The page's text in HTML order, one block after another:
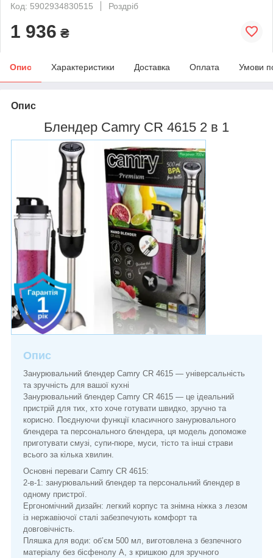
Код: 5902934830515
Роздріб
1 936 ₴
Опис Характеристики Доставка Оплата Умови
Опис
Блендер Camry CR 4615 2 в 1
Опис
Занурювальний блендер Camry CR 4615 — універсальність
та зручність для вашої кухні
Занурювальний блендер Camry CR 4615 — це ідеальний
пристрій для тих, хто хоче готувати швидко, зручно та
корисно. Поєднуючи функції класичного занурювального
блендера та персонального блендера, ця модель допоможе
приготувати смузі, супи-пюре, муси, тісто та інші страви
всього за кілька хвилин.
Основні переваги Camry CR 4615:
2-в-1: занурювальний блендер та персональний блендер в
одному пристрої.
Ергономічний дизайн: легкий корпус та знімна ніжка з лезом
із нержавіючої сталі забезпечують комфорт та
довговічність.
Пляшка для води: об’єм 500 мл, виготовлена з безпечного
матеріалу без бісфенолу А, з кришкою для зручного